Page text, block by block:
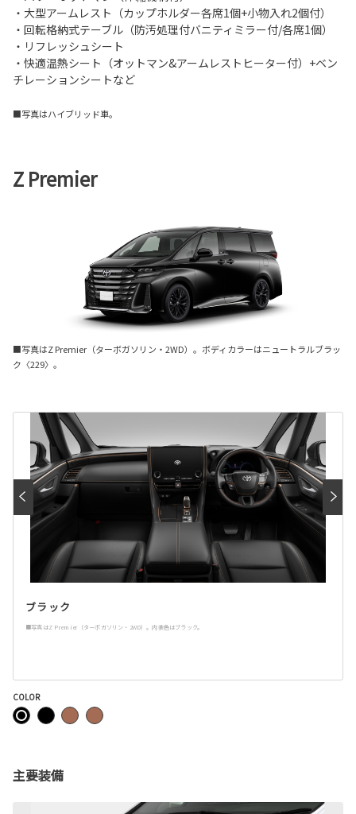
・大型アームレスト（カップホルダー各席1個+小物入れ2個付）
・回転格納式テーブル（防汚処理付バニティミラー付/各席1個）
・リフレッシュシート
・快適温熱シート（オットマン&アームレストヒーター付）+ベン
チレーションシートなど
■写真はハイブリッド車。
Z Premier
■写真はZ Premier（ターボガソリン・2WD）。ボディカラーはニュートラルブラッ
ク〈229〉。
ブラック
■写真はZ Premier（ターボガソリン・2WD）。内装色はブラック。
COLOR
主要装備